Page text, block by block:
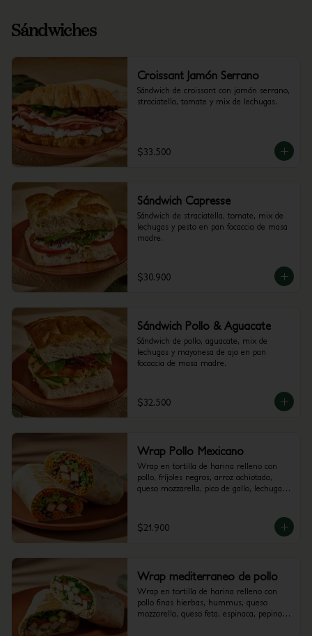
Sándwiches
Croissant Jamón Serrano
Sándwich de croissant con jamón serrano,
straciatella, tomate y mix de lechugas.
$33.500
Sándwich Capresse
Sándwich de straciatella, tomate, mix de
lechugas y pesto en pan focaccia de masa
madre.
$30.900
Sándwich Pollo & Aguacate
Sándwich de pollo, aguacate, mix de
lechugas y mayonesa de ajo en pan
focaccia de masa madre.
$32.500
Wrap Pollo Mexicano
Wrap en tortilla de harina relleno con
pollo, fríjoles negros, arroz achiotado,
queso mozzarella, pico de gallo, lechuga,
$21.900
Wrap mediterraneo de pollo
Wrap en tortilla de harina relleno con
pollo finas hierbas, hummus, queso
mozzarella, queso feta, espinaca, pepino,